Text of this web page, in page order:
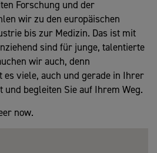
Forschung und der
wir zu den europäischen
bis zur Medizin. Das ist mit
sind für junge, talentierte
wir auch, denn
viele, auch und gerade in Ihrer
und begleiten Sie auf Ihrem Weg.
now.